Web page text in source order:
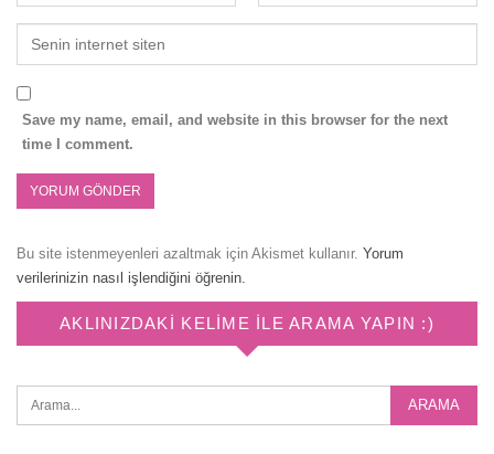
Save my name, email, and website in this browser for the next
time I comment.
Bu site istenmeyenleri azaltmak için Akismet kullanır. Yorum
verilerinizin nasıl işlendiğini öğrenin.
AKLINIZDAKI KELIME ILE ARAMA YAPIN :)